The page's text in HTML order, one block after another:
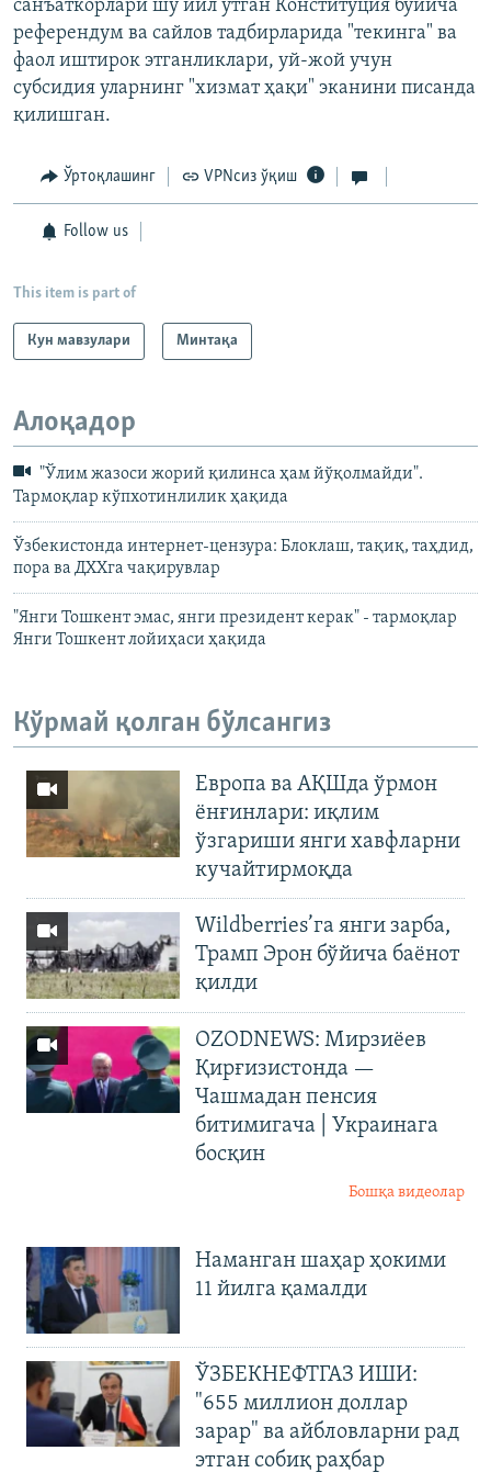
санъаткорлари шу йил ўтган Конституция бўйича
референдум ва сайлов тадбирларида "текинга" ва
фаол иштирок этганликлари, уй-жой учун
субсидия уларнинг "хизмат ҳақи" эканини писанда
қилишган.
Ўртоқлашинг VPNсиз ўқиш
Follow us
This item is part of
Кун мавзулари Минтақа
Алоқадор
"Ўлим жазоси жорий қилинса ҳам йўқолмайди".
Тармоқлар кўпхотинлилик ҳақида
Ўзбекистонда интернет-цензура: Блоклаш, тақиқ, таҳдид,
пора ва ДХХга чақирувлар
"Янги Тошкент эмас, янги президент керак" - тармоқлар
Янги Тошкент лойиҳаси ҳақида
Кўрмай қолган бўлсангиз
Европа ва АҚШда ўрмон
ёнғинлари: иқлим
ўзгариши янги хавфларни
кучайтирмоқда
Wildberries’га янги зарба,
Трамп Эрон бўйича баёнот
қилди
OZODNEWS: Мирзиёев
Қирғизистонда —
Чашмадан пенсия
битимигача | Украинага
босқин
Бошқа видеолар
Наманган шаҳар ҳокими
11 йилга қамалди
ЎЗБЕКНЕФТГАЗ ИШИ:
"655 миллион доллар
зарар" ва айбловларни рад
этган собиқ раҳбар